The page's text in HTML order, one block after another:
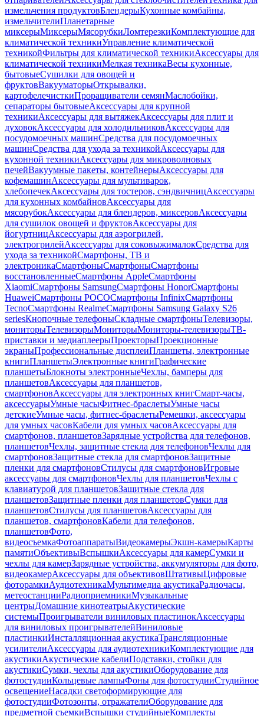
измельчения продуктовБлендерыКухонные комбайны,
измельчителиПланетарные
миксерыМиксерыМясорубкиЛомтерезкиКомплектующие для
климатической техникиУправление климатической
техникойФильтры для климатической техникиАксессуары для
климатической техникиМелкая техникаВесы кухонные,
бытовыеСушилки для овощей и
фруктовВакууматорыОткрывалки,
картофелечисткиПроращиватели семянМаслобойки,
сепараторы бытовыеАксессуары для крупной
техникиАксессуары для вытяжекАксессуары для плит и
духовокАксессуары для холодильниковАксессуары для
посудомоечных машинСредства для посудомоечных
машинСредства для ухода за техникойАксессуары для
кухонной техникиАксессуары для микроволновых
печейВакуумные пакеты, контейнерыАксессуары для
кофемашинАксессуары для мультиварок,
хлебопечекАксессуары для тостеров, сэндвичницАксессуары
для кухонных комбайновАксессуары для
мясорубокАксессуары для блендеров, миксеровАксессуары
для сушилок овощей и фруктовАксессуары для
йогуртницАксессуары для аэрогрилей,
электрогрилейАксессуары для соковыжималокСредства для
ухода за техникойСмартфоны, ТВ и
электроникаСмартфоныСмартфоныСмартфоны
восстановленныеСмартфоны AppleСмартфоны
XiaomiСмартфоны SamsungСмартфоны HonorСмартфоны
HuaweiСмартфоны POCOСмартфоны InfinixСмартфоны
TecnoСмартфоны RealmeСмартфоны Samsung Galaxy S26
seriesКнопочные телефоныСкладные смартфоныТелевизоры,
мониторыТелевизорыМониторыМониторы-телевизорыТВ-
приставки и медиаплеерыПроекторыПроекционные
экраныПрофессиональные дисплеиПланшеты, электронные
книгиПланшетыЭлектронные книгиГрафические
планшетыБлокноты электронныеЧехлы, бамперы для
планшетовАксессуары для планшетов,
смартфоновАксессуары для электронных книгСмарт-часы,
аксессуарыУмные часыФитнес-браслетыУмные часы
детскиеУмные часы, фитнес-браслетыРемешки, аксессуары
для умных часовКабели для умных часовАксессуары для
смартфонов, планшетовЗарядные устройства для телефонов,
планшетовЧехлы, защитные стекла для телефоновЧехлы для
смартфоновЗащитные стекла для смартфоновЗащитные
пленки для смартфоновСтилусы для смартфоновИгровые
аксессуары для смартфоновЧехлы для планшетовЧехлы с
клавиатурой для планшетовЗащитные стекла для
планшетовЗащитные пленки для планшетовСумки для
планшетовСтилусы для планшетовАксессуары для
планшетов, смартфоновКабели для телефонов,
планшетовФото,
видеосъемкаФотоаппаратыВидеокамерыЭкшн-камерыКарты
памятиОбъективыВспышкиАксессуары для камерСумки и
чехлы для камерЗарядные устройства, аккумуляторы для фото,
видеокамерАксессуары для объективовШтативыЦифровые
фоторамкиАудиотехникаМультимедиа акустикаРадиочасы,
метеостанцииРадиоприемникиМузыкальные
центрыДомашние кинотеатрыАкустические
системыПроигрыватели виниловых пластинокАксессуары
для виниловых проигрывателейВиниловые
пластинкиИнсталляционная акустикаТрансляционные
усилителиАксессуары для аудиотехникиКомплектующие для
акустикиАкустические кабелиПодставки, стойки для
акустикиСумки, чехлы для акустикиОборудование для
фотостудииКольцевые лампыФоны для фотостудииСтудийное
освещениеНасадки светоформирующие для
фотостудииФотозонты, отражателиОборудование для
предметной съемкиВспышки студийныеКомплекты